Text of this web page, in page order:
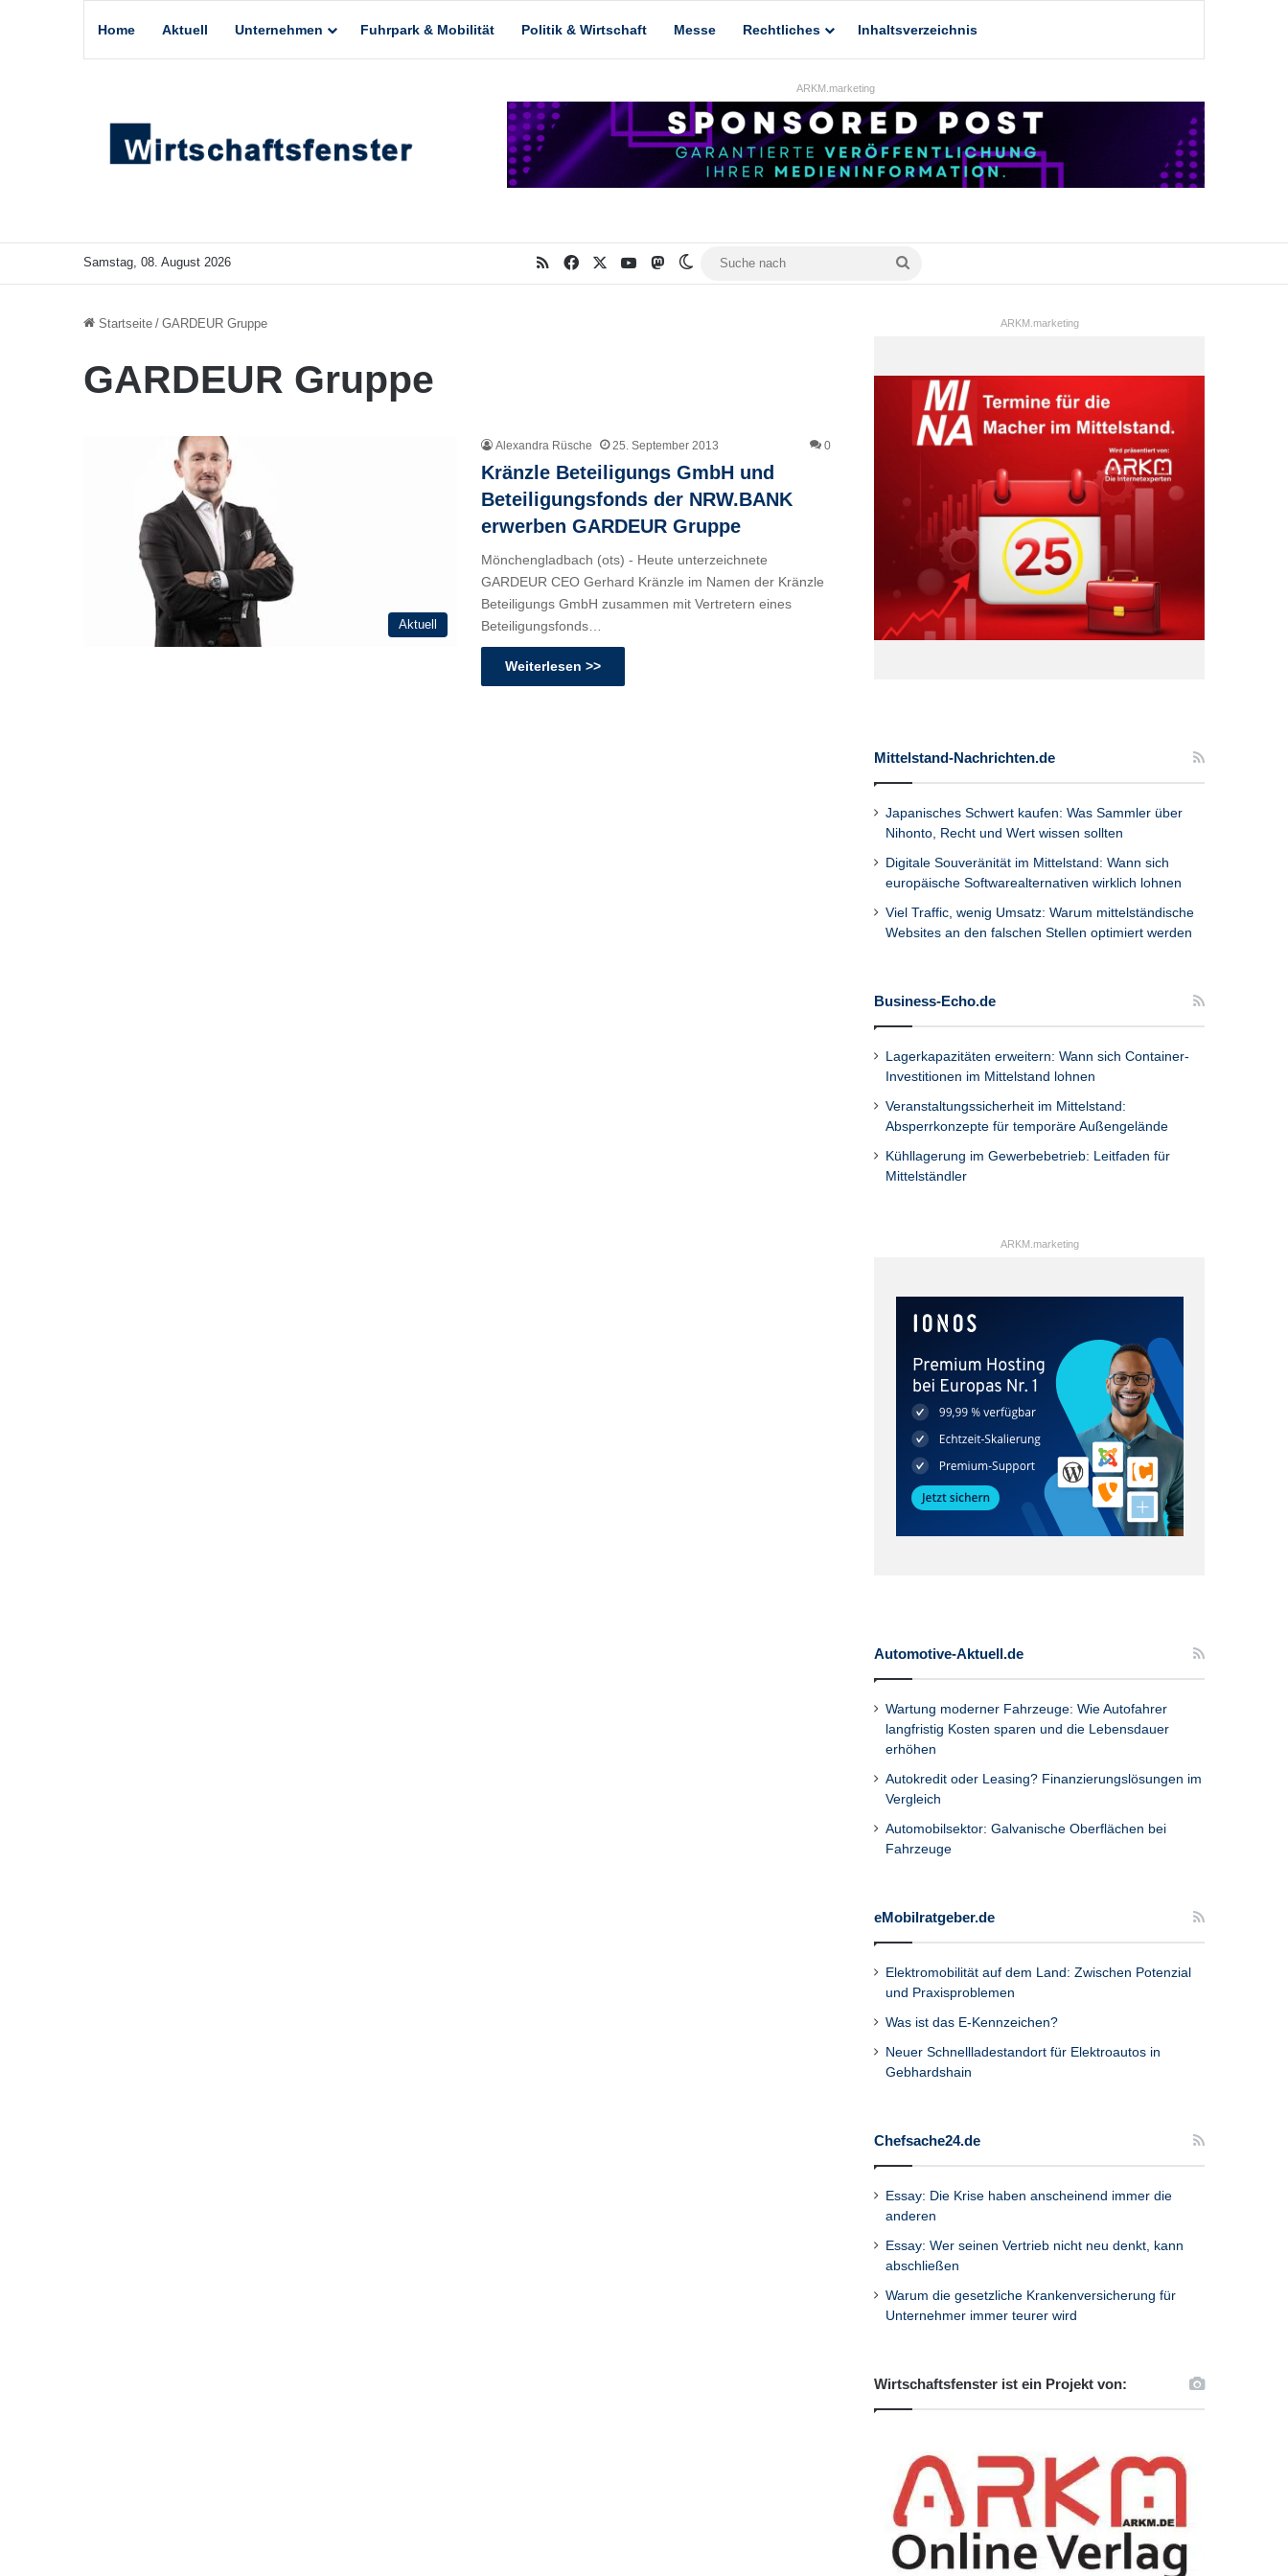
Home Aktuell Unternehmen Fuhrpark & Mobilität Politik & Wirtschaft Messe Rechtliches Inhaltsverzeichnis
ARKM.marketing
Samstag, 08. August 2026 RSS Facebook YouTubeMastodonSkin umschalten
Startseite / GARDEUR Gruppe
GARDEUR Gruppe
Aktuell
Alexandra Rüsche 25. September 2013 0
Kränzle Beteiligungs GmbH und
Beteiligungsfonds der NRW.BANK
erwerben GARDEUR Gruppe
Mönchengladbach (ots) - Heute unterzeichnete
GARDEUR CEO Gerhard Kränzle im Namen der Kränzle
Beteiligungs GmbH zusammen mit Vertretern eines
Beteiligungsfonds…
Weiterlesen >>
ARKM.marketing
Mittelstand-Nachrichten.de
Japanisches Schwert kaufen: Was Sammler über
Nihonto, Recht und Wert wissen sollten
Digitale Souveränität im Mittelstand: Wann sich
europäische Softwarealternativen wirklich lohnen
Viel Traffic, wenig Umsatz: Warum mittelständische
Websites an den falschen Stellen optimiert werden
Business-Echo.de
Lagerkapazitäten erweitern: Wann sich Container-
Investitionen im Mittelstand lohnen
Veranstaltungssicherheit im Mittelstand:
Absperrkonzepte für temporäre Außengelände
Kühllagerung im Gewerbebetrieb: Leitfaden für
Mittelständler
ARKM.marketing
Automotive-Aktuell.de
Wartung moderner Fahrzeuge: Wie Autofahrer
langfristig Kosten sparen und die Lebensdauer
erhöhen
Autokredit oder Leasing? Finanzierungslösungen im
Vergleich
Automobilsektor: Galvanische Oberflächen bei
Fahrzeuge
eMobilratgeber.de
Elektromobilität auf dem Land: Zwischen Potenzial
und Praxisproblemen
Was ist das E-Kennzeichen?
Neuer Schnellladestandort für Elektroautos in
Gebhardshain
Chefsache24.de
Essay: Die Krise haben anscheinend immer die
anderen
Essay: Wer seinen Vertrieb nicht neu denkt, kann
abschließen
Warum die gesetzliche Krankenversicherung für
Unternehmer immer teurer wird
Wirtschaftsfenster ist ein Projekt von: